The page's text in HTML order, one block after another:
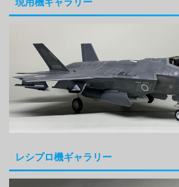
レシプロ機ギャラリー